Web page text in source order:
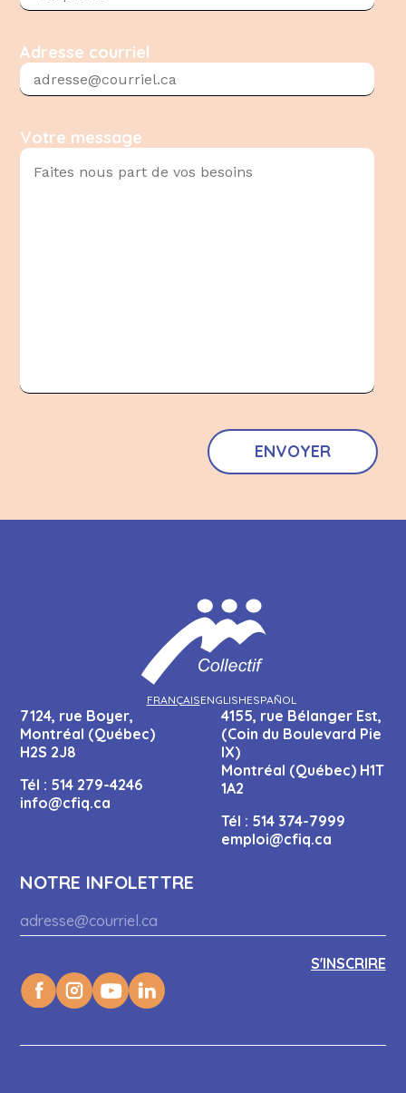
Adresse courriel
Votre message
FRANÇAISENGLISHESPAÑOL
7124, rue Boyer,
Montréal (Québec)
H2S 2J8
Tél : 514 279-4246
info@cfiq.ca
4155, rue Bélanger Est,
(Coin du Boulevard Pie
IX)
Montréal (Québec) H1T
1A2
Tél : 514 374-7999
emploi@cfiq.ca
NOTRE INFOLETTRE